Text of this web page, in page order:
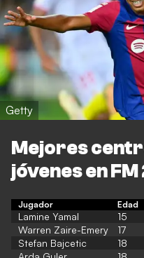
Getty
Mejores
jóvenes en FM
Jugador Edad
Lamine Yamal 15
Warren Zaire-Emery
17
Stefan Bajcetic
18